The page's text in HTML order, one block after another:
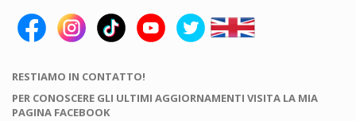
RESTIAMO IN CONTATTO!
PER CONOSCERE GLI ULTIMI AGGIORNAMENTI VISITA LA MIA
PAGINA FACEBOOK